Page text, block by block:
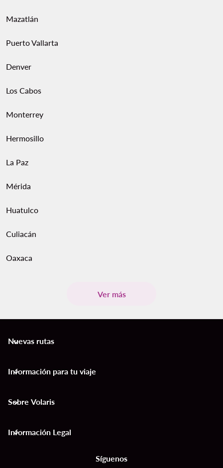
Mazatlán
Puerto Vallarta
Denver
Los Cabos
Monterrey
Hermosillo
La Paz
Mérida
Huatulco
Culiacán
Oaxaca
Ver más
Nuevas rutas
keyboard_arrow_down
Información para tu viaje
keyboard_arrow_down
Sobre Volaris
keyboard_arrow_down
Información Legal
keyboard_arrow_down
Síguenos